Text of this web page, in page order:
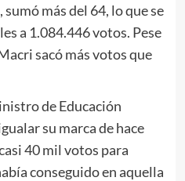
más del 64, lo que se
a 1.084.446 votos. Pese
sacó más votos que
de Educación
su marca de hace
40 mil votos para
conseguido en aquella